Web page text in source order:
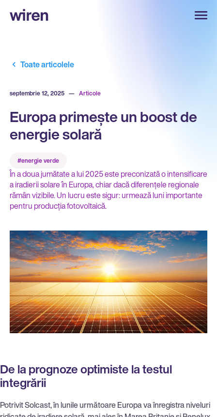
Toate articolele
septembrie 12, 2025 — Articole
Europa primește un boost de
energie solară
În a doua jumătate a lui 2025 este preconizată o intensificare
a iradierii solare în Europa, chiar dacă diferențele regionale
rămân vizibile. Un lucru este sigur: urmează luni importante
pentru producția fotovoltaică.
De la prognoze optimiste la testul
integrării
Potrivit Solcast, în lunile următoare Europa va înregistra niveluri
#energie verde